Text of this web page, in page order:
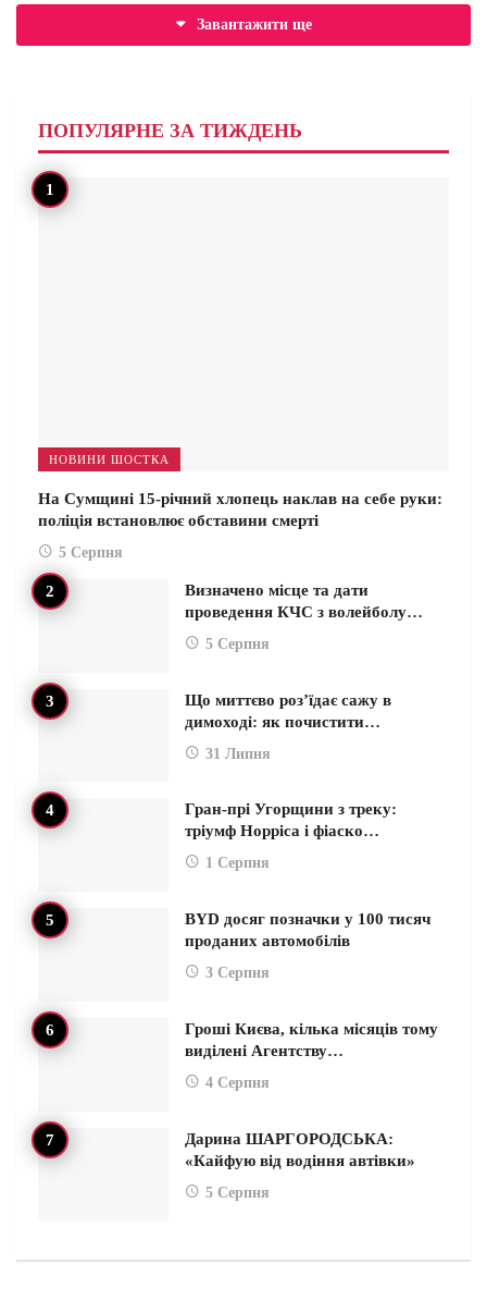
Завантажити ще
ПОПУЛЯРНЕ ЗА ТИЖДЕНЬ
НОВИНИ ШОСТКА
На Сумщині 15-річний хлопець наклав на себе руки:
поліція встановлює обставини смерті
5 Серпня
Визначено місце та дати
проведення КЧС з волейболу…
5 Серпня
Що миттєво роз’їдає сажу в
димоході: як почистити…
31 Липня
Гран-прі Угорщини з треку:
тріумф Норріса і фіаско…
1 Серпня
BYD досяг позначки у 100 тисяч
проданих автомобілів
3 Серпня
Гроші Києва, кілька місяців тому
виділені Агентству…
4 Серпня
Дарина ШАРГОРОДСЬКА:
«Кайфую від водіння автівки»
5 Серпня